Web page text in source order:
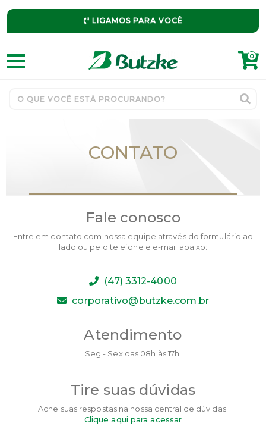
LIGAMOS PARA VOCÊ
0
CONTATO
Fale conosco
Entre em contato com nossa equipe através do formulário ao
lado ou pelo telefone e e-mail abaixo:
(47) 3312-4000
corporativo@butzke.com.br
Atendimento
Seg - Sex das 08h às 17h.
Tire suas dúvidas
Ache suas respostas na nossa central de dúvidas.
Clique aqui para acessar